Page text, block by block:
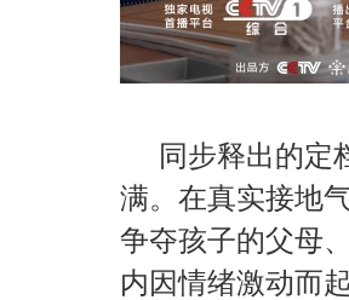
同步释出的定
满。在真实接地
争夺孩子的父母
内因情绪激动而